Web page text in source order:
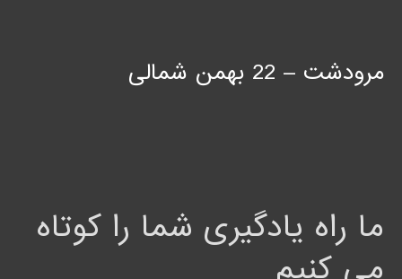
مرودشت – 22 بهمن شمالی
ما راه یادگیری شما را کوتاه